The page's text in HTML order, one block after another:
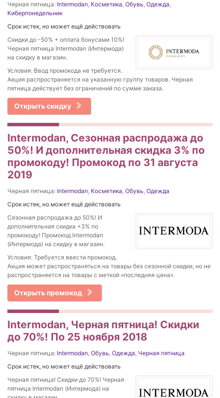
Черная пятница: Intermodan, Косметика, Обувь, Одежда,
Киберпонедельник
Срок истек, но может ещё действовать
Скидки до -50% + оплата бонусами 10%!
Черная пятница Intermodan (Интермода)
на скидку в магазин.
Условия: Ввод промокода не требуется.
Акция распространяется на указанную группу товаров. Черная
пятница действует без ограничений по сумме заказа.
Открыть скидку
Intermodan, Сезонная распродажа до
50%! И дополнительная скидка 3% по
промокоду! Промокод по 31 августа
2019
Черная пятница: Intermodan, Косметика, Обувь, Одежда
Срок истек, но может ещё действовать
Сезонная распродажа до 50%! И
дополнительная скидка +3% по
промокоду! Промокод Intermodan
(Интермода) на скидку в магазин.
Условия: Требуется ввести промокод.
Акция может распространяться на товары без сезонной скидки, но не
распространяется на товары с меткой «последняя цена».
Открыть промокод
Intermodan, Черная пятница! Скидки
до 70%! По 25 ноября 2018
Черная пятница: Intermodan, Обувь, Одежда, Черная пятница
Срок истек, но может ещё действовать
Черная пятница! Скидки до 70%! Черная
пятница Intermodan (Интермода) на